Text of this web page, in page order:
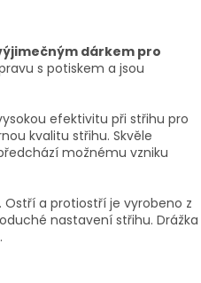
dárkem pro
s potiskem a jsou
efektivitu při střihu pro
kvalitu střihu. Skvěle
možnému vzniku
a protiostří je vyrobeno z
nastavení střihu. Drážka